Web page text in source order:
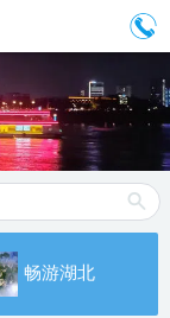
畅游湖北